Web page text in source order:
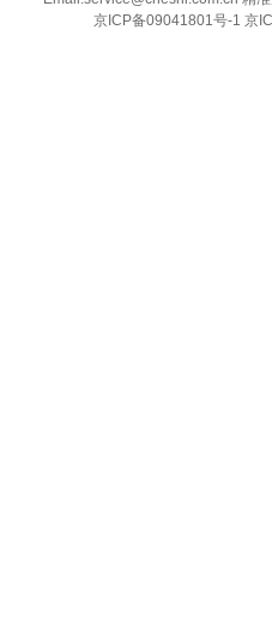
京ICP备09041801号-1 京